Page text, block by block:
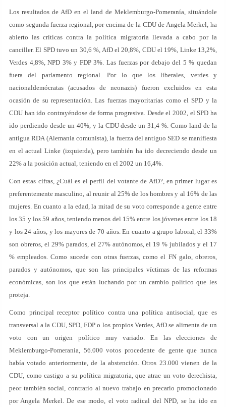
Los resultados de AfD en el land de Meklemburgo-Pomeranía, situándole
como segunda fuerza regional, por encima de la CDU de Angela Merkel, ha
abierto las críticas contra la política migratoria llevada a cabo por la
canciller. El SPD tuvo un 30,6 %, AfD el 20,8%, CDU el 19%, Linke 13,2%,
Verdes 4,8%, NPD 3% y FDP 3%. Las fuerzas por debajo del 5 % quedan
fuera del parlamento regional. Por lo que los liberales, verdes y
nacionaldemócratas (acusados de neonazis) fueron excluidos en esta
ocasión de su representación. Las fuerzas mayoritarias como el SPD y la
CDU han ido contrayéndose de forma progresiva. Desde el 2002, el SPD ha
ido perdiendo desde un 40%, y la CDU desde un 31,4 %. Como land de la
antigua RDA (Alemania comunista), la fuerza del antiguo SED se manifiesta
en el actual Linke (izquierda), pero también ha ido decreciendo desde un
22% a la posición actual, teniendo en el 2002 un 16,4%.
Con estas cifras, ¿Cuál es el perfil del votante de AfD?, en primer lugar es
preferentemente masculino, al reunir al 25% de los hombres y al 16% de las
mujeres. En cuanto a la edad, la mitad de su voto corresponde a gente entre
los 35 y los 59 años, teniendo menos del 15% entre los jóvenes entre los 18
y los 24 años, y los mayores de 70 años. En cuanto a grupo laboral, el 33%
son obreros, el 29% parados, el 27% autónomos, el 19 % jubilados y el 17
% empleados. Como sucede con otras fuerzas, como el FN galo, obreros,
parados y autónomos, que son las principales víctimas de las reformas
económicas, son los que están luchando por un cambio político que les
proteja.
Como principal receptor político contra una política antisocial, que es
transversal a la CDU, SPD, FDP o los propios Verdes, AfD se alimenta de un
voto con un origen político muy variado. En las elecciones de
Meklemburgo-Pomerania, 56.000 votos procedente de gente que nunca
había votado anteriormente, de la abstención. Otros 23.000 vienen de la
CDU, como castigo a su política migratoria, que atrae un voto derechista,
peor también social, contrario al nuevo trabajo en precario promocionado
por Angela Merkel. De ese modo, el voto radical del NPD, se ha ido en